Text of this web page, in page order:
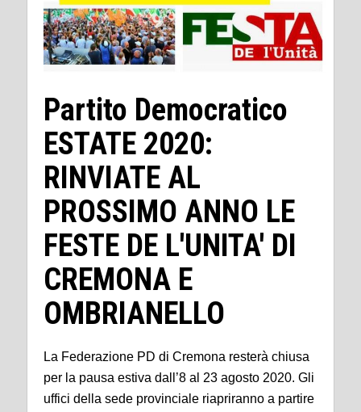
Partito Democratico
ESTATE 2020:
RINVIATE AL
PROSSIMO ANNO LE
FESTE DE L'UNITA' DI
CREMONA E
OMBRIANELLO
La Federazione PD di Cremona resterà chiusa
per la pausa estiva dall’8 al 23 agosto 2020. Gli
uffici della sede provinciale riapriranno a partire